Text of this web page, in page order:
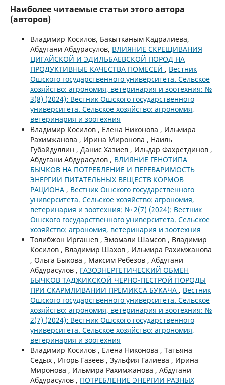
Наиболее читаемые статьи этого автора
(авторов)
Владимир Косилов, Бакытканым Кадралиева,
Абдугани Абдурасулов, ВЛИЯНИЕ СКРЕЩИВАНИЯ
ЦИГАЙСКОЙ И ЭДИЛЬБАЕВСКОЙ ПОРОД НА
ПРОДУКТИВНЫЕ КАЧЕСТВА ПОМЕСЕЙ , Вестник
Ошского государственного университета. Сельское
хозяйство: агрономия, ветеринария и зоотехния: №
3(8) (2024): Вестник Ошского государственного
университета. Сельское хозяйство: агрономия,
ветеринария и зоотехния
Владимир Косилов , Елена Никонова , Ильмира
Рахимжанова , Ирина Миронова , Наиль
Губайдуллин , Данис Хазиев , Ильдар Фахретдинов ,
Абдугани Абдурасулов , ВЛИЯНИЕ ГЕНОТИПА
БЫЧКОВ НА ПОТРЕБЛЕНИЕ И ПЕРЕВАРИМОСТЬ
ЭНЕРГИИ ПИТАТЕЛЬНЫХ ВЕЩЕСТВ КОРМОВ
РАЦИОНА , Вестник Ошского государственного
университета. Сельское хозяйство: агрономия,
ветеринария и зоотехния: № 2(7) (2024): Вестник
Ошского государственного университета. Сельское
хозяйство: агрономия, ветеринария и зоотехния
Толибжон Иргашев , Эмомали Шамсов , Владимир
Косилов , Владимир Шахов , Ильмира Рахимжанова
, Ольга Быкова , Максим Ребезов , Абдугани
Абдурасулов , ГАЗОЭНЕРГЕТИЧЕСКИЙ ОБМЕН
БЫЧКОВ ТАДЖИКСКОЙ ЧЕРНО-ПЕСТРОЙ ПОРОДЫ
ПРИ СКАРМЛИВАНИИ ПРЕМИКСА БУКАЧА , Вестник
Ошского государственного университета. Сельское
хозяйство: агрономия, ветеринария и зоотехния: №
2(7) (2024): Вестник Ошского государственного
университета. Сельское хозяйство: агрономия,
ветеринария и зоотехния
Владимир Косилов , Елена Никонова , Татьяна
Седых , Игорь Газеев , Зульфия Галиева , Ирина
Миронова , Ильмира Рахимжанова , Абдугани
Абдурасулов , ПОТРЕБЛЕНИЕ ЭНЕРГИИ РАЗНЫХ